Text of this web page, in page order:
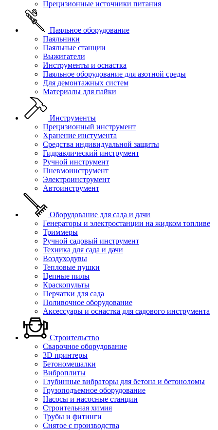
Прецизионные источники питания
Паяльное оборудование
Паяльники
Паяльные станции
Выжигатели
Инструменты и оснастка
Паяльное оборудование для азотной среды
Для демонтажных систем
Материалы для пайки
Инструменты
Прецизионный инструмент
Хранение инстумента
Средства индивидуальной защиты
Гидравлический инструмент
Ручной инструмент
Пневмоинструмент
Электроинструмент
Автоинструмент
Оборудование для сада и дачи
Генераторы и электростанции на жидком топливе
Триммеры
Ручной садовый инструмент
Техника для сада и дачи
Воздуходувы
Тепловые пушки
Цепные пилы
Краскопульты
Перчатки для сада
Поливочное оборудование
Аксессуары и оснастка для садового инструмента
Строительство
Сварочное оборудование
3D принтеры
Бетономешалки
Виброплиты
Глубинные вибраторы для бетона и бетоноломы
Грузоподъемное оборудование
Насосы и насосные станции
Строительная химия
Трубы и фитинги
Снятое с производства